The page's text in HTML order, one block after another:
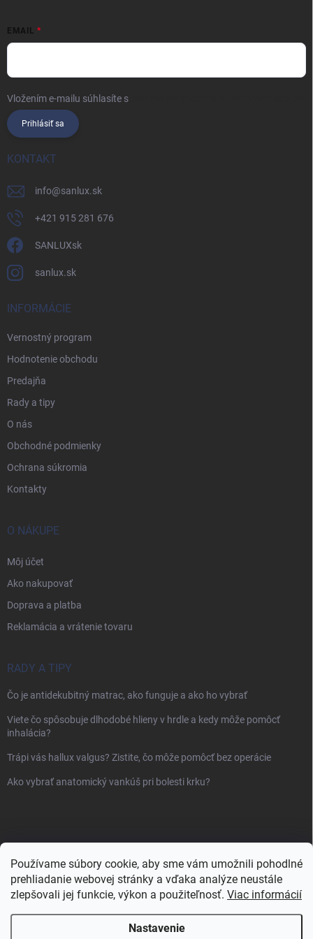
Používame súbory cookie, aby sme vám umožnili pohodlné
prehliadanie webovej stránky a vďaka analýze neustále
zlepšovali jej funkcie, výkon a použiteľnosť. Viac informácií
Nastavenie
EMAIL
Vložením e-mailu súhlasíte s
Prihlásiť sa
KONTAKT
info@sanlux.sk
+421 915 281 676
SANLUXsk
sanlux.sk
INFORMÁCIE
Vernostný program
Hodnotenie obchodu
Predajňa
Rady a tipy
O nás
Obchodné podmienky
Ochrana súkromia
Kontakty
O NÁKUPE
Môj účet
Ako nakupovať
Doprava a platba
Reklamácia a vrátenie tovaru
RADY A TIPY
Čo je antidekubitný matrac, ako funguje a ako ho vybrať
Viete čo spôsobuje dlhodobé hlieny v hrdle a kedy môže pomôcť
inhalácia?
Trápi vás hallux valgus? Zistite, čo môže pomôcť bez operácie
Ako vybrať anatomický vankúš pri bolesti krku?